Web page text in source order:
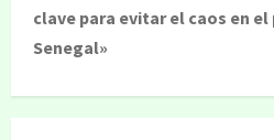
clave para evitar el caos en
Senegal»